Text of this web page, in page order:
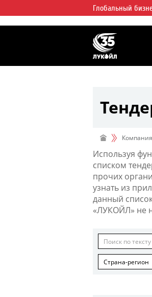
ЛУКОЙЛ
ЛУКОЙЛ —
мире, на долю
мировой
Глобальный
Компания
Используя
списком
прочих
узнать из
данный
«ЛУКОЙЛ» не
Страна-регион